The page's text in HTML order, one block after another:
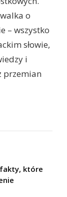
o
– wszystko
słowie,
i
przemian
fakty, które